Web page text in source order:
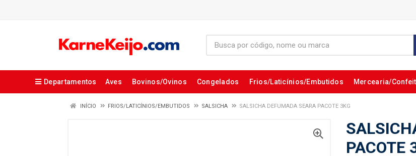
Departamentos Aves Bovinos/Ovinos Congelados Frios/Laticínios/Embutidos Mercearia/
INÍCIO FRIOS/LATICÍNIOS/EMBUTIDOS SALSICHA SALSICHA DEFUMADA SEARA PACOTE 3KG
PACOTE